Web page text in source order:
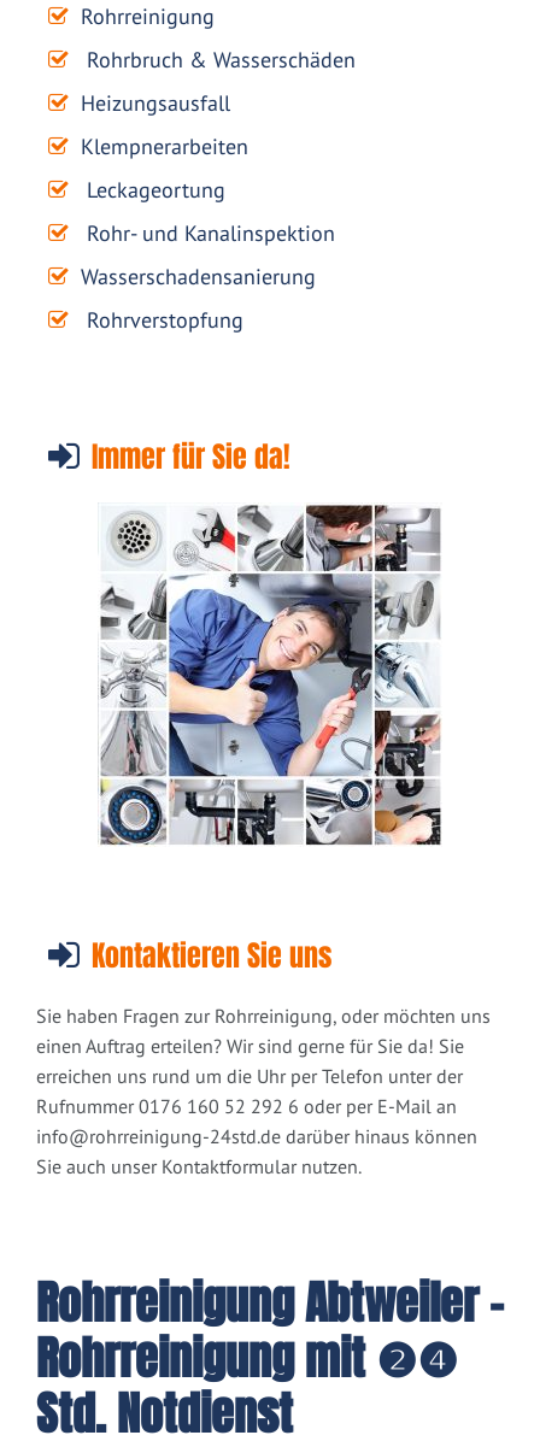
Rohrreinigung
Rohrbruch & Wasserschäden
Heizungsausfall
Klempnerarbeiten
Leckageortung
Rohr- und Kanalinspektion
Wasserschadensanierung
Rohrverstopfung
Immer für Sie da!
Kontaktieren Sie uns
Sie haben Fragen zur Rohrreinigung, oder möchten uns
einen Auftrag erteilen? Wir sind gerne für Sie da! Sie
erreichen uns rund um die Uhr per Telefon unter der
Rufnummer 0176 160 52 292 6 oder per E-Mail an
info@rohrreinigung-24std.de darüber hinaus können
Sie auch unser Kontaktformular nutzen.
Rohrreinigung Abtweiler -
Rohrreinigung mit ❷❹
Std. Notdienst